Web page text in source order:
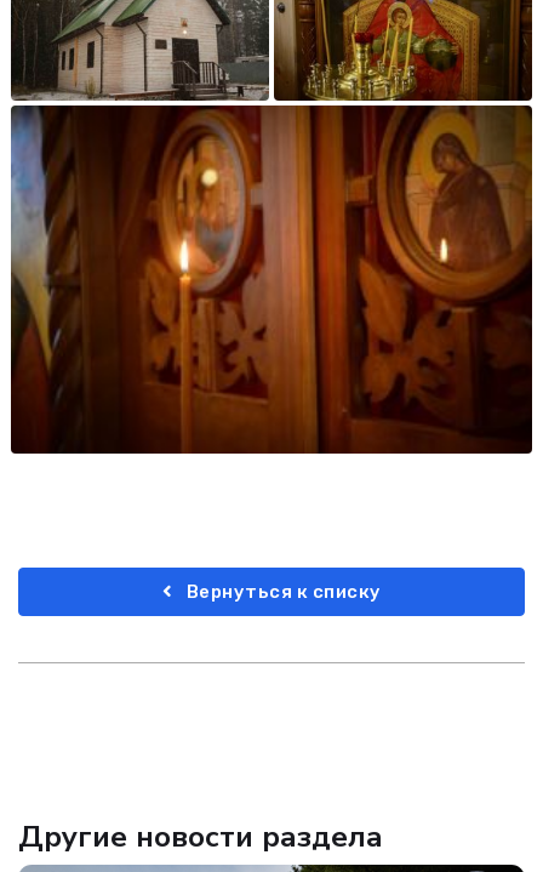
Вернуться к списку
Другие новости раздела